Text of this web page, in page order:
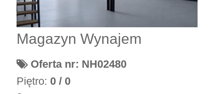
Magazyn Wynajem
Oferta nr: NH02480
Piętro: 0 / 0